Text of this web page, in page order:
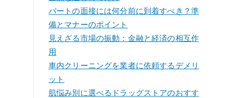
パートの面接には何分前に到着すべき？準
備とマナーのポイント
見えざる市場の振動：金融と経済の相互作
用
車内クリーニングを業者に依頼するデメリ
ット
肌悩み別に選べるドラッグストアのおすす